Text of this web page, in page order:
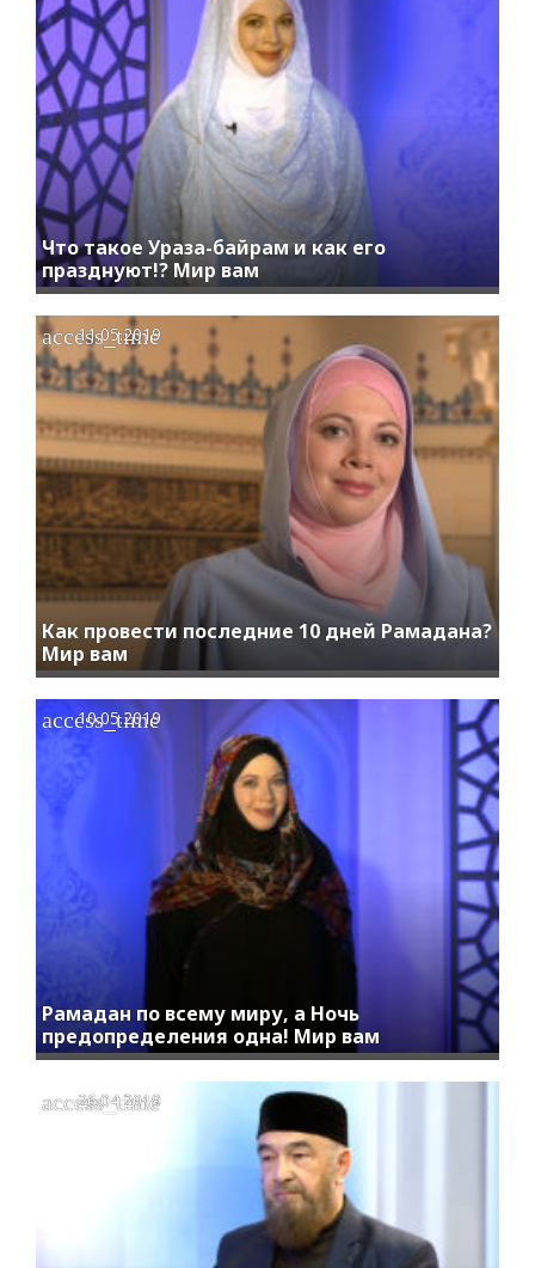
Что такое Ураза-байрам и как его
празднуют!? Мир вам
Как провести последние 10 дней Рамадана?
Мир вам
access_time
11.05.2019
Рамадан по всему миру, а Ночь
предопределения одна! Мир вам
access_time
10.05.2019
access_time
26.04.2019